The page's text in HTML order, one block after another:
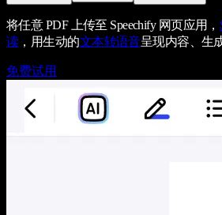
将任意 PDF 上传至 Speechify 网页应用，
读，用生动的文本转语音呈现内容、生
免费试用